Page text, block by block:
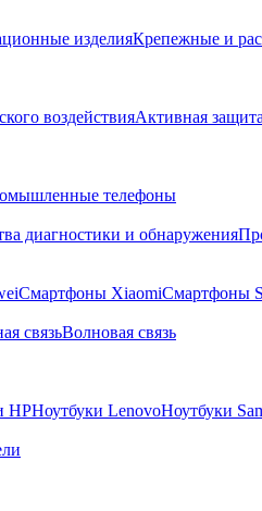
изделияКрепежные и
воздействияАктивная защита
телефоны
диагностики и обнаружения
Смартфоны XiaomiСмартфоны
связьВолновая связь
HPНоутбуки LenovoНоутбуки